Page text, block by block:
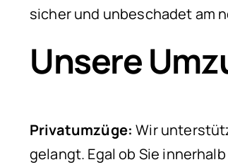
sicher und unbeschadet am
Unsere
Privatumzüge: Wir
gelangt. Egal ob Sie